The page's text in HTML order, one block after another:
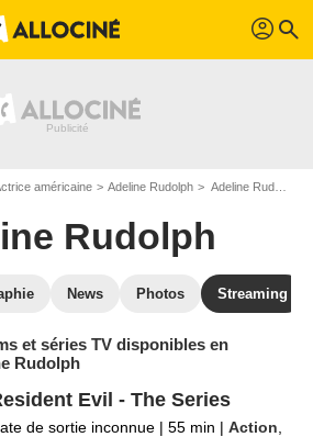
profil search
américaine Adeline Rudolph Adeline Rudolph : Films et séries online
Rudolph
News Photos Streaming
et séries TV disponibles en
Rudolph
Evil - The Series
de sortie inconnue | 55 min | Action